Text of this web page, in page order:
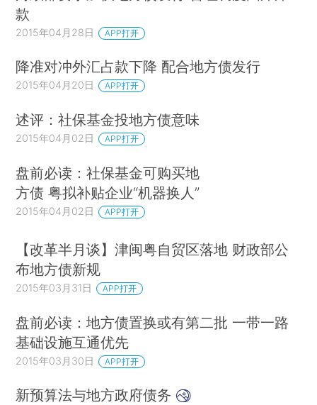
款
2015年04月28日 APP打开
降准对冲外汇占款下降 配合地方债发行
2015年04月20日 APP打开
述评：社保基金投地方债意味
2015年04月02日 APP打开
盘前必读：社保基金可购买地
方债 粤拟补贴企业“机器换人”
2015年04月02日 APP打开
【改革半月谈】津闽粤自贸区落地 财政部公
布地方债新规
2015年03月31日 APP打开
盘前必读：地方债置换或有第二批 一带一路
基础设施互通优先
2015年03月30日 APP打开
新预算法与地方政府债务